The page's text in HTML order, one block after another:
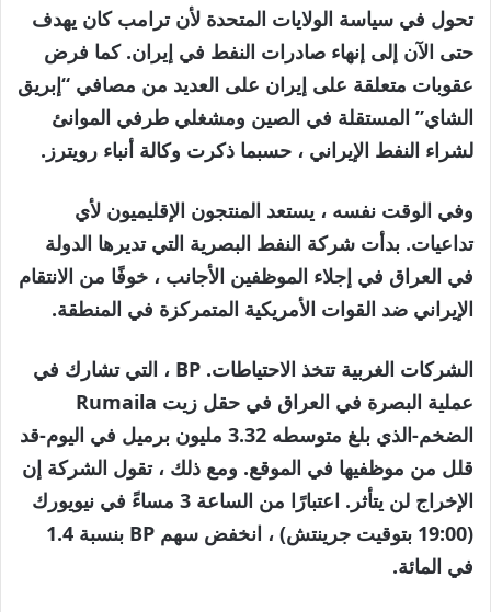
تحول في سياسة الولايات المتحدة لأن ترامب كان يهدف
حتى الآن إلى إنهاء صادرات النفط في إيران. كما فرض
عقوبات متعلقة على إيران على العديد من مصافي “إبريق
الشاي” المستقلة في الصين ومشغلي طرفي الموانئ
لشراء النفط الإيراني ، حسبما ذكرت وكالة أنباء رويترز.
وفي الوقت نفسه ، يستعد المنتجون الإقليميون لأي
تداعيات. بدأت شركة النفط البصرية التي تديرها الدولة
في العراق في إجلاء الموظفين الأجانب ، خوفًا من الانتقام
الإيراني ضد القوات الأمريكية المتمركزة في المنطقة.
الشركات الغربية تتخذ الاحتياطات. BP ، التي تشارك في
عملية البصرة في العراق في حقل زيت Rumaila
الضخم-الذي بلغ متوسطه 3.32 مليون برميل في اليوم-قد
قلل من موظفيها في الموقع. ومع ذلك ، تقول الشركة إن
الإخراج لن يتأثر. اعتبارًا من الساعة 3 مساءً في نيويورك
(19:00 بتوقيت جرينتش) ، انخفض سهم BP بنسبة 1.4
في المائة.